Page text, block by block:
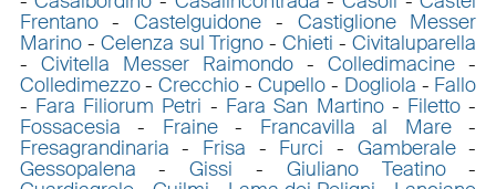
Frentano-Castelguidone - Castiglione Messer
Marino- Celenza sul Trigno -Chieti -Civitaluparella
- Civitella Messer Raimondo -Colledimacine -
Colledimezzo-Crecchio - Cupello- Dogliola - Fallo
- Fara Filiorum Petri - Fara San Martino- Filetto -
Fossacesia - Fraine- Francavilla al Mare-
Fresagrandinaria - Frisa - Furci - Gamberale-
Gessopalena -Gissi - Giuliano Teatino-